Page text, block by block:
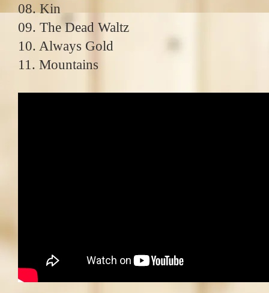
08. Kin
09. The Dead Waltz
10. Always Gold
11. Mountains